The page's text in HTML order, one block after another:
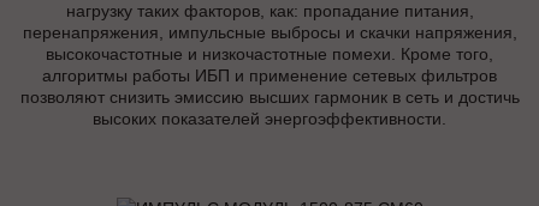
нагрузку таких факторов, как: пропадание питания,
перенапряжения, импульсные выбросы и скачки напряжения,
высокочастотные и низкочастотные помехи. Кроме того,
алгоритмы работы ИБП и применение сетевых фильтров
позволяют снизить эмиссию высших гармоник в сеть и достичь
высоких показателей энергоэффективности.